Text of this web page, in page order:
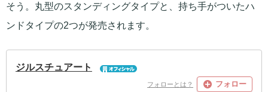
そう。丸型のスタンディングタイプと、持ち手がついたハ
ンドタイプの2つが発売されます。
ジルスチュアート
フォロー
フォローとは？